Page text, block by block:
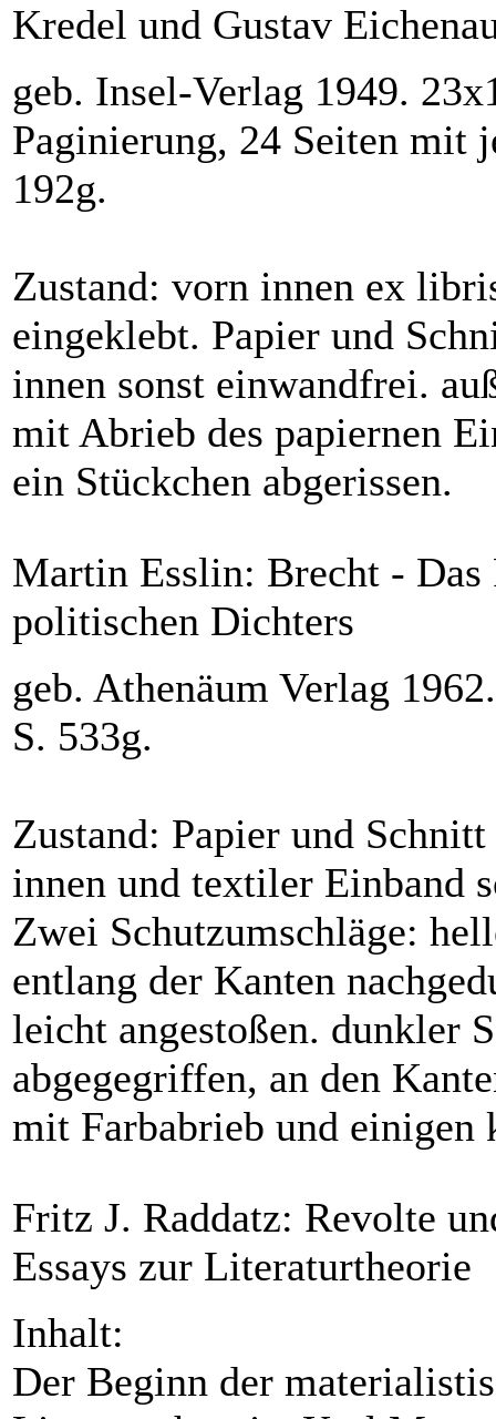
Kredel und Gustav
geb. Insel-Verlag 1949.
Paginierung, 24 Seiten mit
192g.
Zustand: vorn innen ex
eingeklebt. Papier und
innen sonst einwandfrei.
mit Abrieb des papiernen
ein Stückchen abgerissen.
Martin Esslin: Brecht - Das
politischen Dichters
geb. Athenäum Verlag
S. 533g.
Zustand: Papier und
innen und textiler Einband
Zwei Schutzumschläge:
entlang der Kanten
leicht angestoßen. dunkler
abgegegriffen, an den
mit Farbabrieb und einigen
Fritz J. Raddatz: Revolte
Essays zur Literaturtheorie
Inhalt:
Der Beginn der